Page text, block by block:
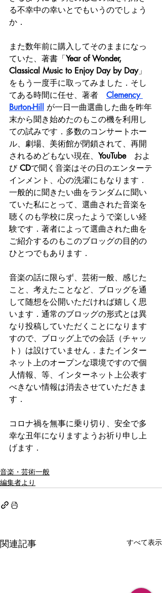
る不幸中の幸いとでもいうのでしょう
か．
また数年前に購入してそのままになっ
ていた、著書「Year of Wonder,
Classical Music to Enjoy Day by Day」
をもう一度手に取ってみました．そし
てある時間に任せ、著者 Clemency
Burton-Hill
が一日一曲選曲した曲を昨年
末から聞き始めたのもこの機を利用し
ての試みです．多数のコンサートホー
ル、劇場、美術館が閉鎖されて、再開
されるめどもない現在、 YouTube およ
び CDで聞く音楽はその日のエンターテ
インメント、心の洗濯にもなります．
一般的に聞きたい曲をランダムに聞い
ていた私にとって、選曲された音楽を
聴くのも学校に戻ったようで楽しい経
験です．著者によって選曲された曲を
ご紹介するのもこのブロッグの目的の
ひとつでもあります．
音楽の話に限らず、芸術一般、感じた
こと、考えたことなど、ブロッグを通
して随想を公開いただければ嬉しく思
います．通常のブロッグの形式とは異
なり投稿していただくことになります
すので、ブロッグ上での会話（チャッ
ト）は設けていません．またインター
ネット上のオープンな環境ですので個
人情報、等、インターネット上公表す
べきない情報は消去させていただきま
す．
コロナ禍を無事に乗り切り、安全で多
幸な丑年になりますようお祈り申し上
げます．
音楽・芸術一般
編集者より
関連記事 すべて表示